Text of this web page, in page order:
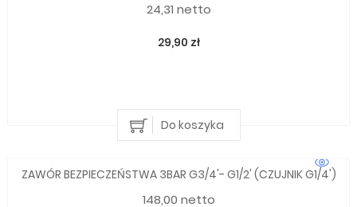
24,31 netto
29,90 zł
Do koszyka
ZAWÓR BEZPIECZEŃSTWA 3BAR G3/4'- G1/2' (CZUJNIK G1/4')
148,00 netto